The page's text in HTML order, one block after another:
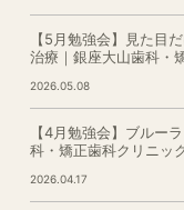
【5月勉強会】見た目
治療｜銀座大山歯科・
2026.05.08
【4月勉強会】ブルー
科・矯正歯科クリニッ
2026.04.17